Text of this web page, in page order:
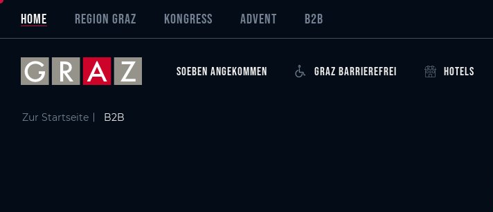
Zum Hauptinhalt springen
Zum Inhaltsverzeichnis springen
Zur Hauptnavigation springen
Übersicht aller Inhalte
B2B Service | Graz Tourismus
Wissenswertes
HOME REGION GRAZ KONGRESS ADVENT B2B
SOEBEN ANGEKOMMEN GRAZ BARRIEREFREI HOTELS
Zur Startseite B2B